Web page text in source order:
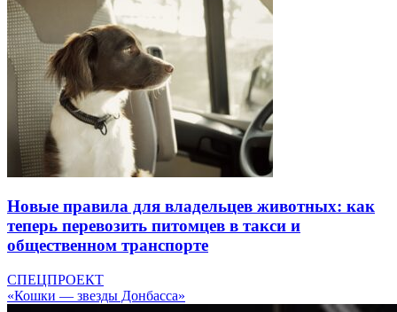
Новые правила для владельцев животных: как
теперь перевозить питомцев в такси и
общественном транспорте
СПЕЦПРОЕКТ
«Кошки — звезды Донбасса»